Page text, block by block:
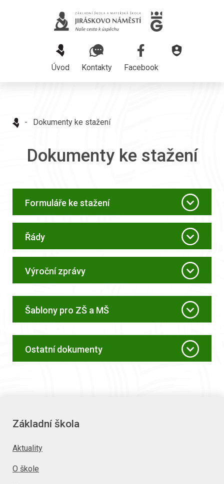
Úvod Kontakty Facebook
- Dokumenty ke stažení
Dokumenty ke stažení
Formuláře ke stažení
Řády
Výroční zprávy
Šablony pro ZŠ a MŠ
Ostatní dokumenty
Základní škola
Aktuality
O škole